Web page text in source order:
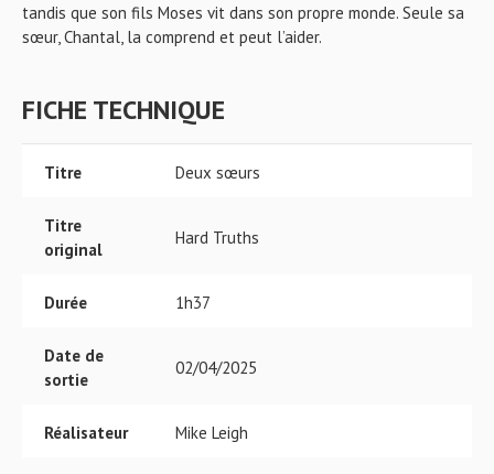
tandis que son fils Moses vit dans son propre monde. Seule sa
sœur, Chantal, la comprend et peut l’aider.
FICHE TECHNIQUE
Titre Deux sœurs
Titre
original
Hard Truths
Durée 1h37
Date de
sortie
02/04/2025
Réalisateur Mike Leigh